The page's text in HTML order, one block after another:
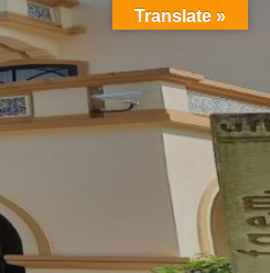
Translate »